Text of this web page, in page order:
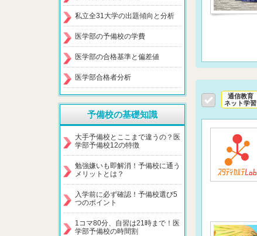
通信教育
ネット学習
私立全31大学の出題傾向と分析
医学部の予備校の学費
医学部の合格基準と偏差値
医学部合格者分析
予備校の基礎知識
大手予備校とここまで違うの？医
学部予備校12の特徴
勉強嫌いも即解消！予備校に通う
メリットとは？
入学前に必ず確認！予備校選び5
つのポイント
1コマ80分、自習は21時まで！医
学部予備校の時間割